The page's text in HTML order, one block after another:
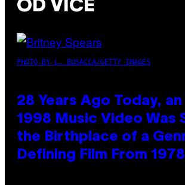
OD VICE
PHOTO BY L. BUSACCA/GETTY IMAGES
28 Years Ago Today,
1998 Music Video Was
the Birthplace of a
Defining Film From 1978